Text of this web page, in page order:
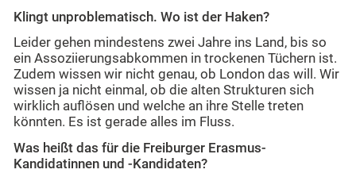
Klingt unproblematisch. Wo ist der Haken?
Leider gehen mindestens zwei Jahre ins Land, bis so
ein Assoziierungsabkommen in trockenen Tüchern ist.
Zudem wissen wir nicht genau, ob London das will. Wir
wissen ja nicht einmal, ob die alten Strukturen sich
wirklich auflösen und welche an ihre Stelle treten
könnten. Es ist gerade alles im Fluss.
Was heißt das für die Freiburger Erasmus-
Kandidatinnen und -Kandidaten?